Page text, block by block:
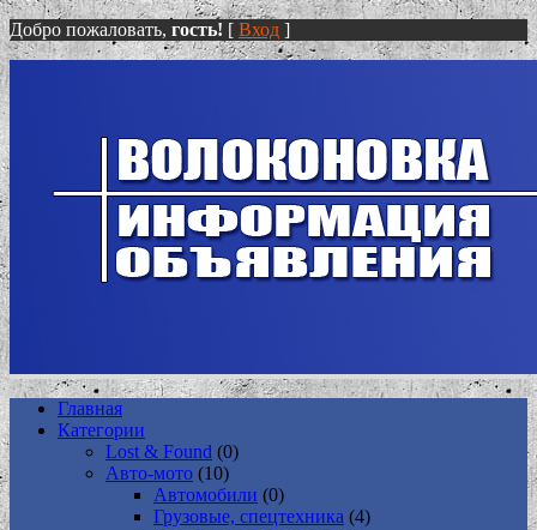
Добро пожаловать, гость! [ Вход ]
Главная
Категории
Lost & Found (0)
Авто-мото (10)
Автомобили (0)
Грузовые, спецтехника (4)